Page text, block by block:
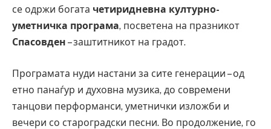
се одржи богата четиридневна културно-
уметничка програма, посветена на празникот
Спасовден – заштитникот на градот.
Програмата нуди настани за сите генерации – од
етно панаѓур и духовна музика, до современи
танцови перформанси, уметнички изложби и
вечери со староградски песни. Во продолжение, го